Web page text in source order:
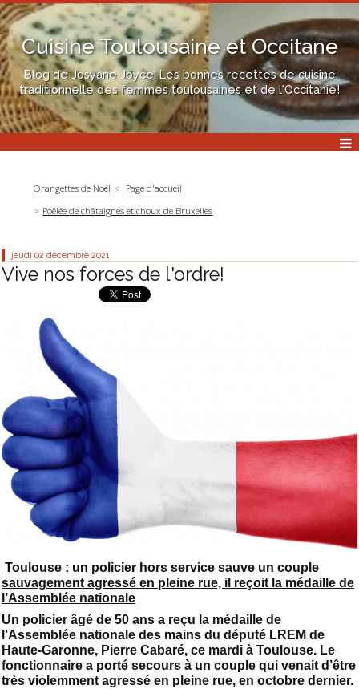
Cuisine Toulousaine et Occitane
Blog de Josyane Joyce: Les bonnes recettes de cuisine
traditionnelle des femmes toulousaines et de l'Occitanie!
Orangettes de Noël
Page d'accueil
Poêlée de châtaignes et choux de Bruxelles
jeudi 02 décembre 2021
Vive nos forces de l'ordre!
Toulouse : un policier hors service sauve un couple
sauvagement agressé en pleine rue, il reçoit la médaille de
l’Assemblée nationale
Un policier âgé de 50 ans a reçu la médaille de
l’Assemblée nationale des mains du député LREM de
Haute-Garonne, Pierre Cabaré, ce mardi à Toulouse. Le
fonctionnaire a porté secours à un couple qui venait d’être
très violemment agressé en pleine rue, en octobre dernier.